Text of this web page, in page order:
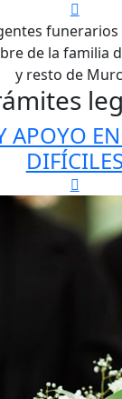
APOYO
DIFÍCILES